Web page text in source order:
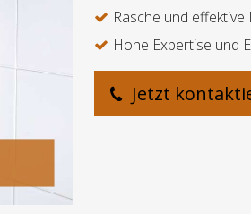
Rasche und
Hohe Expertise und
Jetzt